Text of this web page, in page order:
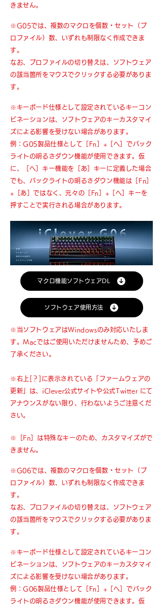
きません。
※G05では、複数のマクロを個数・セット（プ
ロファイル）数、いずれも制限なく作成できま
す。
なお、プロファイルの切り替えは、ソフトウェア
の該当箇所をマウスでクリックする必要がありま
す。
※キーボード仕様として設定されているキーコン
ビネーションは、ソフトウェアのキーカスタマイ
ズによる影響を受けない場合があります。
例：G05製品仕様として［Fn］+［へ］でバック
ライトの明るさダウン機能が使用できます。仮
に、［へ］キー機能を［あ］キーに定義した場合
でも、バックライトの明るさダウン機能は［Fn］
+［あ］ではなく、元々の［Fn］+［へ］キーを
押すことで実行される場合があります。
マクロ機能ソフトウェアDL
ソフトウェア使用方法
※当ソフトウェアはWindowsのみ対応いたしま
す。Macではご使用いただけませんため、予めご
了承ください。
※右上[？]に表示されている「ファームウェアの
更新」は、iClever公式サイトや公式Twitter にて
アナウンスがない限り、行わないようご注意くだ
さい。
​※［Fn］は特殊なキーのため、カスタマイズがで
きません。
※G06では、複数のマクロを個数・セット（プ
ロファイル）数、いずれも制限なく作成できま
す。
なお、プロファイルの切り替えは、ソフトウェア
の該当箇所をマウスでクリックする必要がありま
す。
※キーボード仕様として設定されているキーコン
ビネーションは、ソフトウェアのキーカスタマイ
ズによる影響を受けない場合があります。
例：G06製品仕様として［Fn］+［へ］でバック
ライトの明るさダウン機能が使用できます。仮